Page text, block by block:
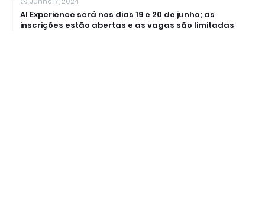
AI Experience será nos dias 19 e 20 de junho; as
inscrições estão abertas e as vagas são limitadas